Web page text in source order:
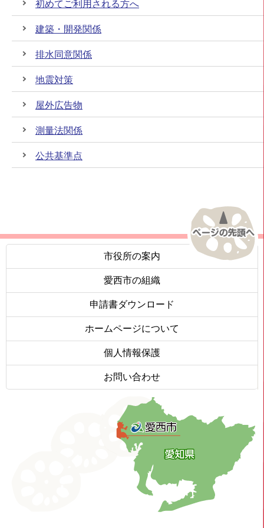
初めてご利用される方へ
建築・開発関係
排水同意関係
地震対策
屋外広告物
測量法関係
公共基準点
市役所の案内
愛西市の組織
申請書ダウンロード
ホームページについて
個人情報保護
お問い合わせ